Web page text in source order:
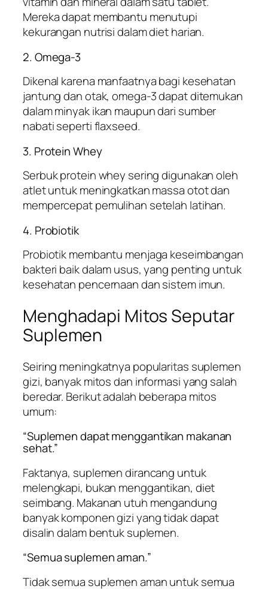
Mereka dapat membantu menutupi
kekurangan nutrisi dalam diet harian.
2. Omega-3
Dikenal karena manfaatnya bagi kesehatan
jantung dan otak, omega-3 dapat ditemukan
dalam minyak ikan maupun dari sumber
nabati seperti flaxseed.
3. Protein Whey
Serbuk protein whey sering digunakan oleh
atlet untuk meningkatkan massa otot dan
mempercepat pemulihan setelah latihan.
4. Probiotik
Probiotik membantu menjaga keseimbangan
bakteri baik dalam usus, yang penting untuk
kesehatan pencernaan dan sistem imun.
Menghadapi Mitos Seputar
Suplemen
Seiring meningkatnya popularitas suplemen
gizi, banyak mitos dan informasi yang salah
beredar. Berikut adalah beberapa mitos
umum:
“Suplemen dapat menggantikan makanan
sehat.”
Faktanya, suplemen dirancang untuk
melengkapi, bukan menggantikan, diet
seimbang. Makanan utuh mengandung
banyak komponen gizi yang tidak dapat
disalin dalam bentuk suplemen.
“Semua suplemen aman.”
Tidak semua suplemen aman untuk semua